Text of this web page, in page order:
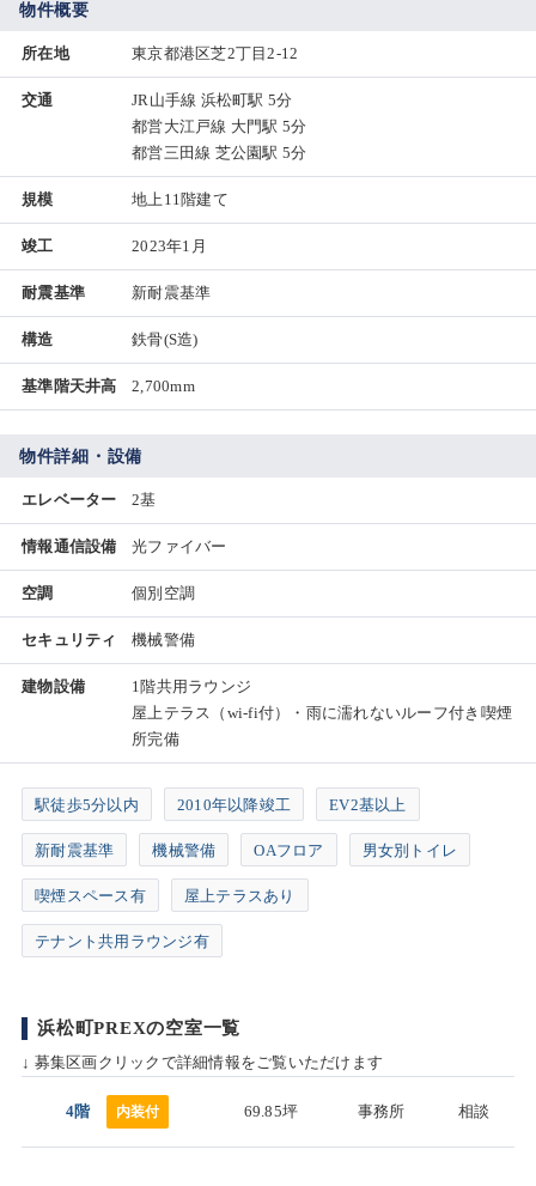
物件概要
所在地 東京都港区芝2丁目2-12
交通
JR山手線 浜松町駅 5分
都営大江戸線 大門駅 5分
都営三田線 芝公園駅 5分
規模 地上11階建て
竣工 2023年1月
耐震基準 新耐震基準
構造 鉄骨(S造)
基準階天井高 2,700mm
物件詳細・設備
エレベーター 2基
情報通信設備 光ファイバー
空調 個別空調
セキュリティ 機械警備
建物設備
1階共用ラウンジ
屋上テラス（wi-fi付）・雨に濡れないルーフ付き喫煙
所完備
駅徒歩5分以内 2010年以降竣工 EV2基以上
新耐震基準 機械警備 OAフロア 男女別トイレ
喫煙スペース有 屋上テラスあり
テナント共用ラウンジ有
浜松町PREXの空室一覧
↓ 募集区画クリックで詳細情報をご覧いただけます
4階 内装付 69.85坪 事務所 相談